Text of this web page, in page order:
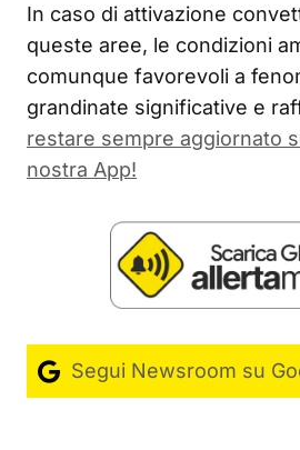
In caso di attivazione
queste aree, le condizioni
comunque favorevoli a
grandinate significative e
restare sempre aggiornato
nostra App!
Segui Newsroom su